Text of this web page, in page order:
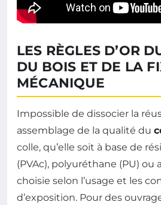
LES RÈGLES D’OR
DU BOIS ET DE LA
MÉCANIQUE
Impossible de dissocier la
assemblage de la qualité du
colle, qu’elle soit à base de
(PVAc), polyuréthane (PU) ou
choisie selon l’usage et les
d’exposition. Pour des